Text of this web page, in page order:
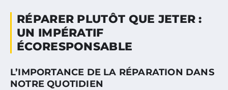
RÉPARER PLUTÔT QUE JETER :
UN IMPÉRATIF
ÉCORESPONSABLE
L’IMPORTANCE DE LA RÉPARATION DANS
NOTRE QUOTIDIEN